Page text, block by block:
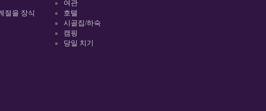
절을 장식
여관
호텔
시골집/하숙
캠핑
당일 치기